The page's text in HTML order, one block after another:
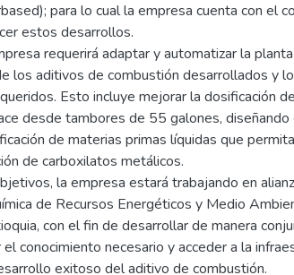
para lo cual la empresa cuenta con el
estos desarrollos.
requerirá adaptar y automatizar la
los aditivos de combustión desarrollados y
Esto incluye mejorar la dosificación
desde tambores de 55 galones,
de materias primas líquidas que
de carboxilatos metálicos.
la empresa estará trabajando en
de Recursos Energéticos y Medio
con el fin de desarrollar de manera
conocimiento necesario y acceder a la
exitoso del aditivo de combustión.